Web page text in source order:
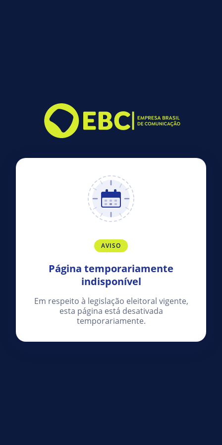
AVISO
Página temporariamente
indisponível
Em respeito à legislação eleitoral vigente,
esta página está desativada
temporariamente.